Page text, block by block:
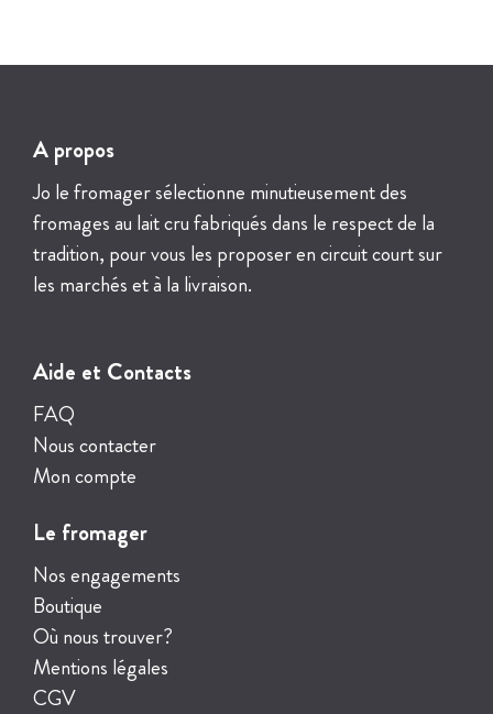
A propos
Jo le fromager sélectionne minutieusement des
fromages au lait cru fabriqués dans le respect de la
tradition, pour vous les proposer en circuit court sur
les marchés et à la livraison.
Aide et Contacts
FAQ
Nous contacter
Mon compte
Le fromager
Nos engagements
Boutique
Où nous trouver?
Mentions légales
CGV